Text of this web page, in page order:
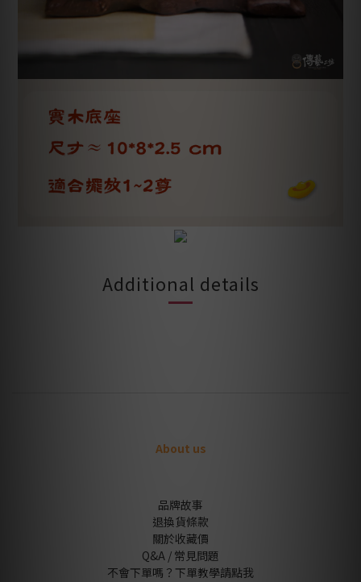
Additional details
About us
品牌故事
退換貨條款
關於收藏價
Q&A / 常見問題
不會下單嗎？下單教學請點我